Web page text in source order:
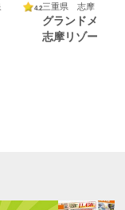
4.2三重県 志摩
グランドメルキ
志摩リゾート＆